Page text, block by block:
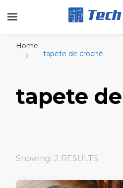
Home
tapete de crochê
tapete
Showing: 2 RESULTS